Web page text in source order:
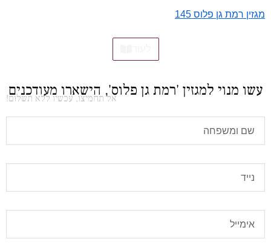
מגזין רמת גן פלוס 145
עשו מנוי למגזין 'רמת גן פלוס', הישארו מעודכנים
אל תחמיצו, עכשיו ללא תשלום!